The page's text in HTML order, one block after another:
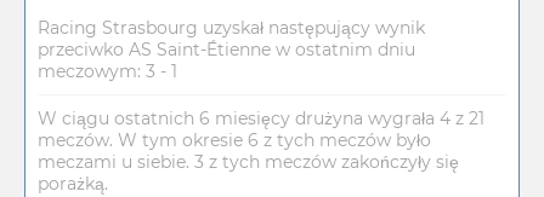
Racing Strasbourg uzyskał następujący wynik
przeciwko AS Saint-Étienne w ostatnim dniu
meczowym: 3 - 1
W ciągu ostatnich 6 miesięcy drużyna wygrała 4 z 21
meczów. W tym okresie 6 z tych meczów było
meczami u siebie. 3 z tych meczów zakończyły się
porażką.